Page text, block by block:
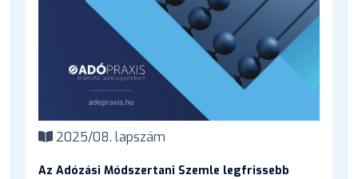
2025/08. lapszám
Az Adózási Módszertani Szemle legfrissebb